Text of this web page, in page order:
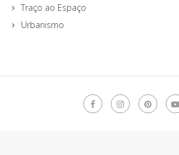
Traço ao Espaço
Urbanismo